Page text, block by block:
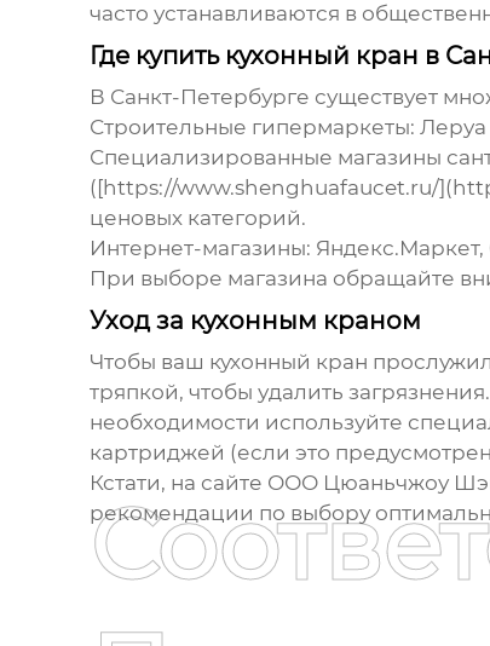
часто устанавливаются в
Где купить кухонный кран в
В Санкт-Петербурге существует
Строительные гипермаркеты:
Специализированные магазины
([https://www.shenghuafaucet.ru/
ценовых категорий.
Интернет-магазины: Яндекс.Маркет,
При выборе магазина обращайте
Уход за кухонным краном
Чтобы ваш кухонный кран
тряпкой, чтобы удалить
необходимости используйте
картриджей (если это
Кстати, на сайте ООО Цюаньчжоу
рекомендации по выбору